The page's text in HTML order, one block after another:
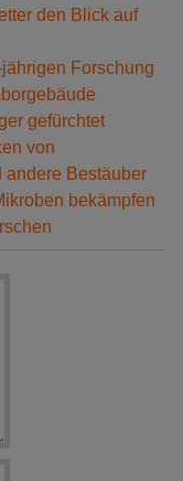
den Blick auf
Forschung
gefürchtet
von
andere Bestäuber
bekämpfen